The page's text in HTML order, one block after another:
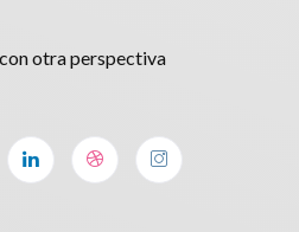
otra perspectiva